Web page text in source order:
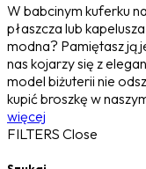
W babcinym kuferku
płaszcza lub
modna? Pamiętasz ją
nas kojarzy się z
model biżuterii nie
kupić broszkę w
więcej
FILTERS Close